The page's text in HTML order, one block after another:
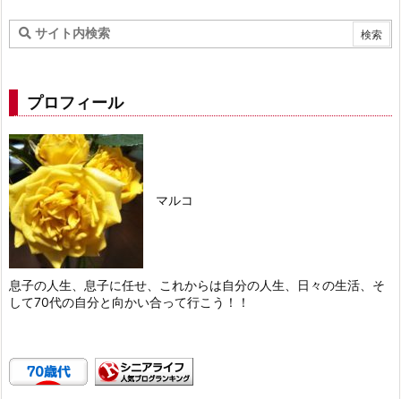
プロフィール
マルコ
息子の人生、息子に任せ、これからは自分の人生、日々の生活、そ
して70代の自分と向かい合って行こう！！